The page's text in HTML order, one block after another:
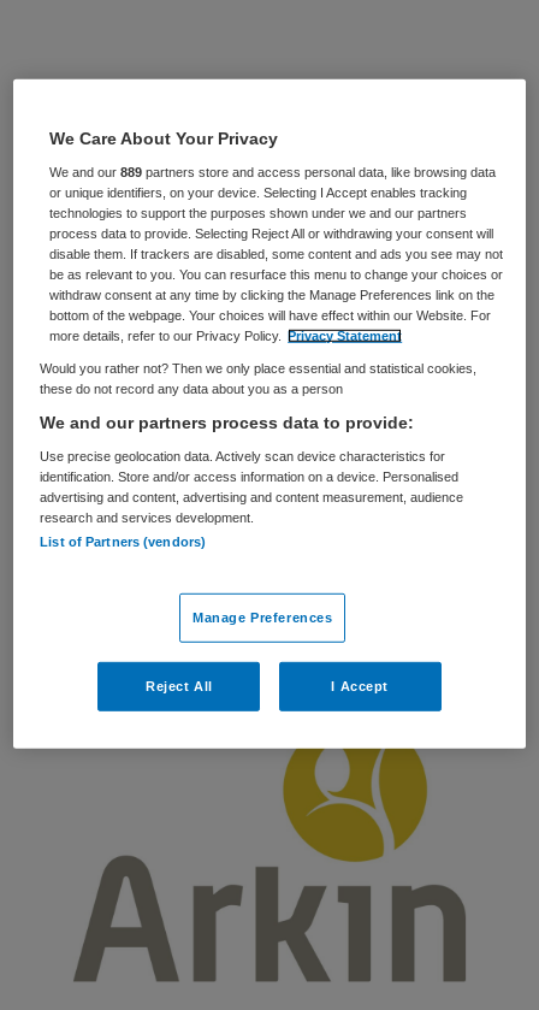
GGZ Tijdelijk met uitzicht op vast
PLAATSINGSDATUM
9 juni 2026
NIVEAU
HBO
ERVARING
Junior
DIENSTVERBAND
Parttime
Vacature niet beschikbaar
Deze vacature Trajectcoach Re-integratie | Spoor 2 en
UWV trajecten – Amsterdam en Haarlem bij Roads is niet
meer actueel. Hieronder staan enkele vergelijkbare
vacatures die voor u wellicht interessant zijn.
We Care About Your Privacy
We and our889 partners store and access personal data, like browsing data
or unique identifiers, on your device. Selecting I Accept enables tracking
technologies to support the purposes shown under we and our partners
process data to provide. Selecting Reject All or withdrawing your consent will
disable them. If trackers are disabled, some content and ads you see may not
be as relevant to you. You can resurface this menu to change your choices or
withdraw consent at any time by clicking the Manage Preferences link on the
bottom of the webpage. Your choices will have effect within our Website. For
more details, refer to our Privacy Policy.
Privacy Statement
Would you rather not? Then we only place essential and statistical cookies,
these do not record any data about you as a person
We and our partners process data to provide:
Use precise geolocation data. Actively scan device characteristics for
identification. Store and/or access information on a device. Personalised
advertising and content, advertising and content measurement, audience
research and services development.
List of Partners (vendors)
Manage Preferences
Reject All I Accept